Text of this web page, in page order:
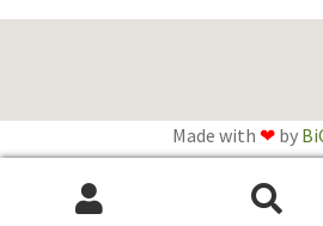
Recherche
Recherche
Made with ❤by
Anglais